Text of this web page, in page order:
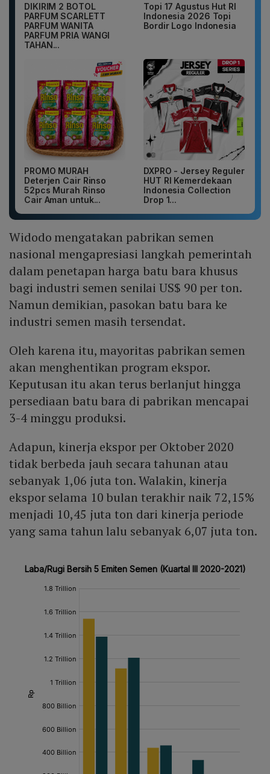
DIKIRIM 2 BOTOL
PARFUM SCARLETT
PARFUM WANITA
PARFUM PRIA WANGI
TAHAN...
Topi 17 Agustus Hut RI
Indonesia 2026 Topi
Bordir Logo Indonesia
PROMO MURAH
Deterjen Cair Rinso
52pcs Murah Rinso
Cair Aman untuk...
DXPRO - Jersey Reguler
HUT RI Kemerdekaan
Indonesia Collection
Drop 1...
Widodo mengatakan pabrikan semen
nasional mengapresiasi langkah pemerintah
dalam penetapan harga batu bara khusus
bagi industri semen senilai US$ 90 per ton.
Namun demikian, pasokan batu bara ke
industri semen masih tersendat.
Oleh karena itu, mayoritas pabrikan semen
akan menghentikan program ekspor.
Keputusan itu akan terus berlanjut hingga
persediaan batu bara di pabrikan mencapai
3-4 minggu produksi.
Adapun, kinerja ekspor per Oktober 2020
tidak berbeda jauh secara tahunan atau
sebanyak 1,06 juta ton. Walakin, kinerja
ekspor selama 10 bulan terakhir naik 72,15%
menjadi 10,45 juta ton dari kinerja periode
yang sama tahun lalu sebanyak 6,07 juta ton.